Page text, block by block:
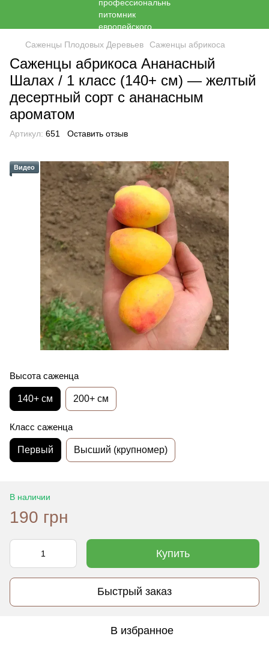
Саженцы Плодовых Деревьев Саженцы абрикоса
Саженцы абрикоса Ананасный
Шалах / 1 класс (140+ см) — желтый
десертный сорт с ананасным
ароматом
Артикул: 651 Оставить отзыв
Видео
Высота саженца
140+ см 200+ см
Класс саженца
Первый Высший (крупномер)
В наличии
190 грн
Купить
Быстрый заказ
В избранное